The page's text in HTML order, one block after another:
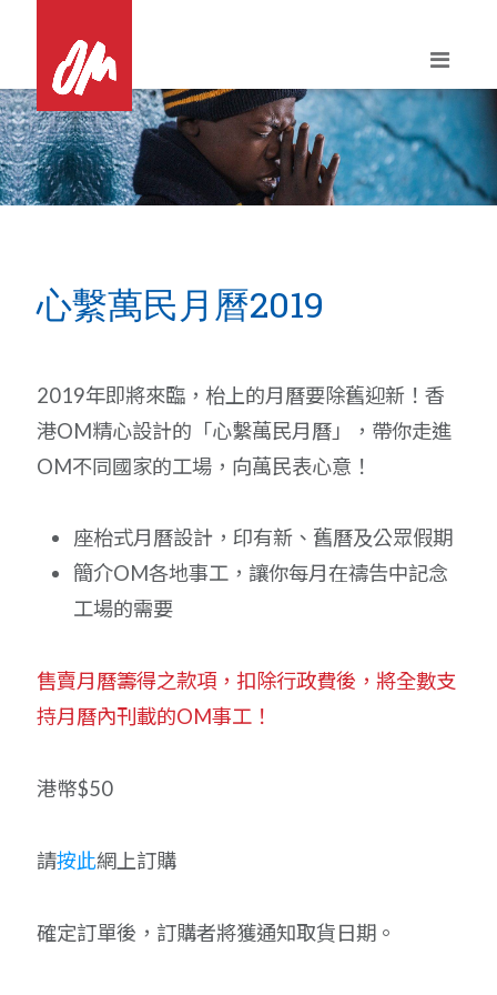
content
心繫萬民月曆2019
2019年即將來臨，枱上的月曆要除舊迎新！香
港OM精心設計的「心繫萬民月曆」，帶你走進
OM不同國家的工場，向萬民表心意！
座枱式月曆設計，印有新、舊曆及公眾假期
簡介OM各地事工，讓你每月在禱告中記念
工場的需要
售賣月曆籌得之款項，扣除行政費後，將全數支
持月曆內刊載的OM事工！
港幣$50
請按此網上訂購
確定訂單後，訂購者將獲通知取貨日期。